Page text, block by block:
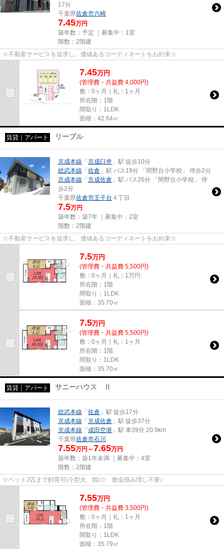
17分
千葉県佐倉市六崎
7.45万円
築年数：予定 ｜募集中： 1室
階数：2階建
☆不動産サービスを追求し、価値あるコーディネートをお約束☆
7.45万円
(管理費・共益費 4,000円)
敷：0ヶ月｜礼：1ヶ月
所在階：1階
間取り：1LDK
面積：42.64㎡
賃貸｜アパート リーブル
京成本線 「 京成臼井 」駅 徒歩10分
総武本線 「 佐倉 」駅 バス19分 「間野台小学校」 停歩2分
京成本線 「 京成佐倉 」駅 バス26分 「間野台小学校」 停
歩2分
千葉県佐倉市王子台 ４丁目
7.5万円
築年数：築7年 ｜募集中： 2室
階数：2階建
☆不動産サービスを追求し、価値あるコーディネートをお約束☆
7.5万円
(管理費・共益費 5,500円)
敷：0ヶ月｜礼：1万円
所在階：1階
間取り：1LDK
面積：35.70㎡
7.5万円
(管理費・共益費 5,500円)
敷：0ヶ月｜礼：1ヶ月
所在階：1階
間取り：1LDK
面積：35.70㎡
賃貸｜アパート サニーハウス Ⅱ
総武本線 「 佐倉 」駅 徒歩17分
京成本線 「 京成佐倉 」駅 徒歩37分
京成本線 「 成田空港 」駅 車39分 20.9km
千葉県佐倉市石川
7.55万円～7.65万円
築年数：築1年未満 ｜募集中： 4室
階数：2階建
☆ペット2匹まで飼育可(小型犬、猫)☆ 敷金積み増し不要♪
7.55万円
(管理費・共益費 3,500円)
敷：0ヶ月｜礼：1ヶ月
所在階：1階
間取り：1LDK
面積：35.79㎡